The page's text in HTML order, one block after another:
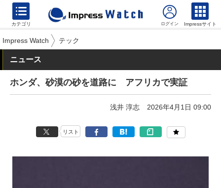
カテゴリ Impressサイト
Impress Watch テック
ニュース
ホンダ、砂漠の砂を道路に アフリカで実証
浅井 淳志 2026年4月1日 09:00
リスト